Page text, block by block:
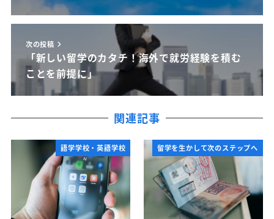
次の投稿
「新しい留学のカタチ！海外で就労経験を積む
ことを前提に」
関連記事
語学学校・英語学校 留学を生かして次のステップへ